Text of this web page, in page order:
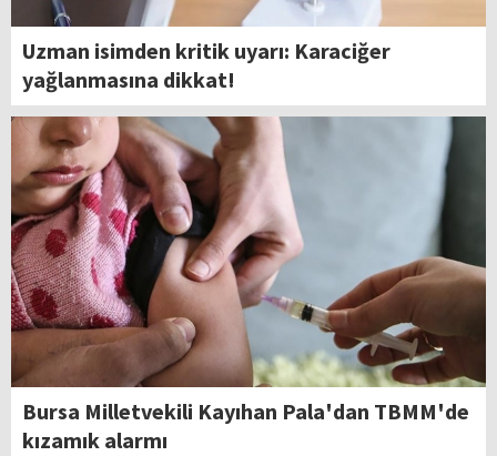
Uzman isimden kritik uyarı: Karaciğer
yağlanmasına dikkat!
Bursa Milletvekili Kayıhan Pala'dan TBMM'de
kızamık alarmı